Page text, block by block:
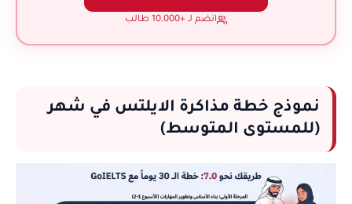
انضم لـ +10,000 طالب
نموذج خطة مذاكرة الايلتس في شهر
(للمستوى المتوسط)